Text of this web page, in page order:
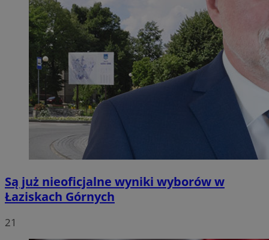
Są już nieoficjalne wyniki wyborów w
Łaziskach Górnych
21